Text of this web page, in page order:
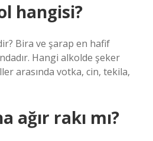
hangisi?
Bira ve şarap en hafif
Hangi alkolde şeker
arasında votka, cin, tekila,
ağır rakı mı?